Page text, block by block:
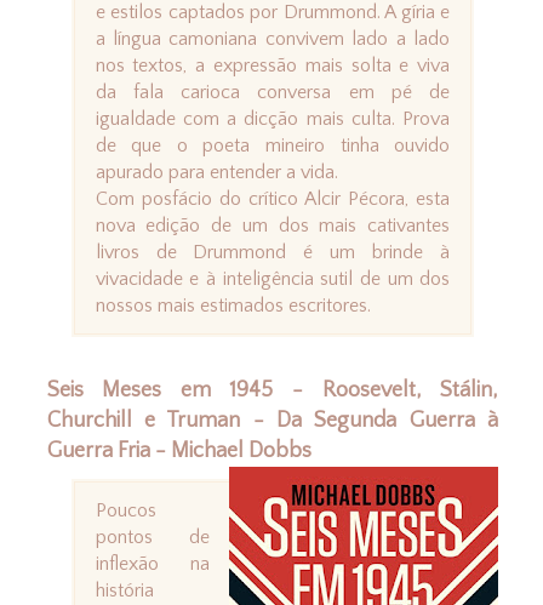
e estilos captados por Drummond. A gíria e
a língua camoniana convivem lado a lado
nos textos, a expressão mais solta e viva
da fala carioca conversa em pé de
igualdade com a dicção mais culta. Prova
de que o poeta mineiro tinha ouvido
apurado para entender a vida.
Com posfácio do crítico Alcir Pécora, esta
nova edição de um dos mais cativantes
livros de Drummond é um brinde à
vivacidade e à inteligência sutil de um dos
nossos mais estimados escritores.
Seis Meses em 1945 - Roosevelt, Stálin,
Churchill e Truman - Da Segunda Guerra à
Guerra Fria - Michael Dobbs
Poucos
pontos de
inflexão na
história